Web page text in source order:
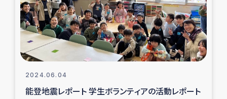
2024.06.04
能登地震レポート 学生ボランティアの活動レポート